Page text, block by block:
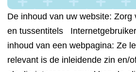
De inhoud van uw website: Zorg
en tussentitels
inhoud van een webpagina: Ze
relevant is de inleidende zin en/